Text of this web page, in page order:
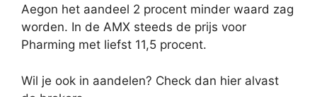
Aegon het aandeel 2 procent minder waard zag
worden. In de AMX steeds de prijs voor
Pharming met liefst 11,5 procent.
Wil je ook in aandelen? Check dan hier alvast